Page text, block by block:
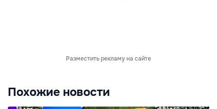
Разместить рекламу на сайте
Похожие новости